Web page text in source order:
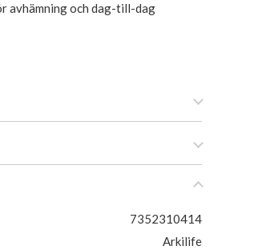
avhämning och dag-till-dag
7352310414
Arkilife